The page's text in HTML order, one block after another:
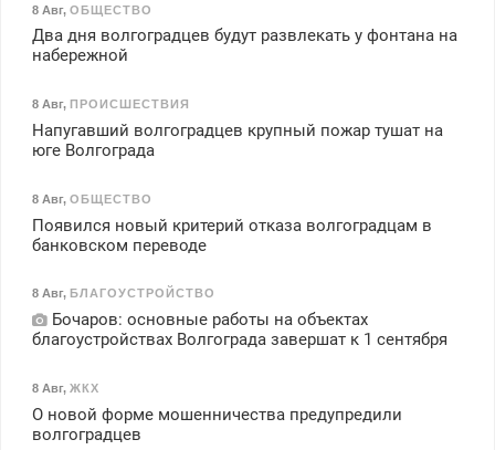
8 Авг, ОБЩЕСТВО
Два дня волгоградцев будут развлекать у фонтана на
набережной
8 Авг, ПРОИСШЕСТВИЯ
Напугавший волгоградцев крупный пожар тушат на
юге Волгограда
8 Авг, ОБЩЕСТВО
Появился новый критерий отказа волгоградцам в
банковском переводе
8 Авг, БЛАГОУСТРОЙСТВО
Бочаров: основные работы на объектах
благоустройствах Волгограда завершат к 1 сентября
8 Авг, ЖКХ
О новой форме мошенничества предупредили
волгоградцев